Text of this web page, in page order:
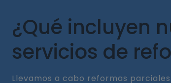
¿Qué incluyen
servicios de
Llevamos a cabo reformas